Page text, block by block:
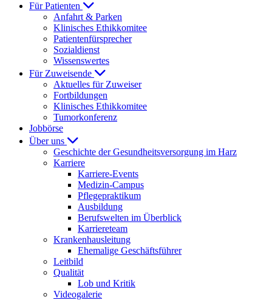
Für Patienten
Anfahrt & Parken
Klinisches Ethikkomitee
Patientenfürsprecher
Sozialdienst
Wissenswertes
Für Zuweisende
Aktuelles für Zuweiser
Fortbildungen
Klinisches Ethikkomitee
Tumorkonferenz
Jobbörse
Über uns
Geschichte der Gesundheitsversorgung im Harz
Karriere
Karriere-Events
Medizin-Campus
Pflegepraktikum
Ausbildung
Berufswelten im Überblick
Karriereteam
Krankenhausleitung
Ehemalige Geschäftsführer
Leitbild
Qualität
Lob und Kritik
Videogalerie